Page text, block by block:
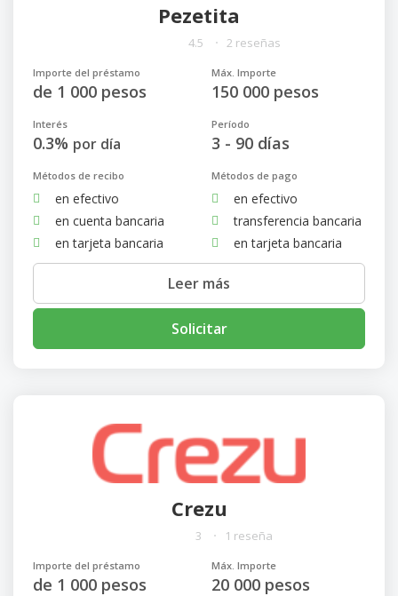
Pezetita
4.5 2 reseñas
Importe del préstamo
de 1 000 pesos
Máx. Importe
150 000 pesos
Interés
0.3% por día
Período
3 - 90 días
Métodos de recibo
en efectivo
en cuenta bancaria
en tarjeta bancaria
Métodos de pago
en efectivo
transferencia bancaria
en tarjeta bancaria
Leer más
Solicitar
Crezu
3 1 reseña
Importe del préstamo
de 1 000 pesos
Máx. Importe
20 000 pesos